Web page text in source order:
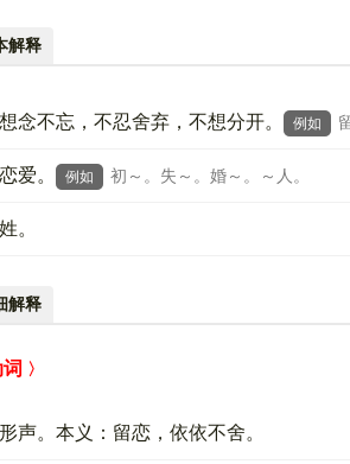
解释
想念不忘，不忍舍弃，不想分开。 例如
恋爱。 例如 初～。失～。婚～。～人。
姓。
解释
形声。本义：留恋，依依不舍。